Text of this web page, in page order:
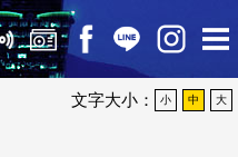
文字大小： 小 中 大